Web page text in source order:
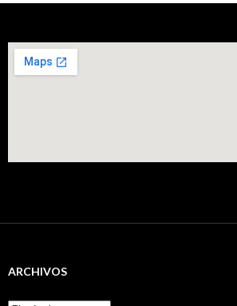
ARCHIVOS